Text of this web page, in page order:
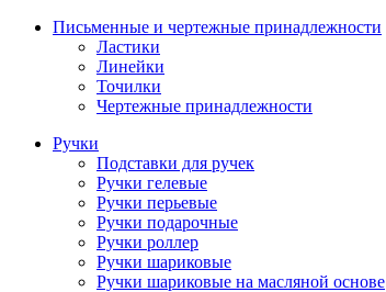
Письменные и чертежные принадлежности
Ластики
Линейки
Точилки
Чертежные принадлежности
Ручки
Подставки для ручек
Ручки гелевые
Ручки перьевые
Ручки подарочные
Ручки роллер
Ручки шариковые
Ручки шариковые на масляной основе